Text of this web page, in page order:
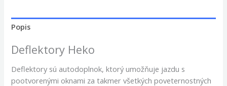
Popis
Deflektory Heko
Deflektory sú autodoplnok, ktorý umožňuje jazdu s
pootvorenými oknami za takmer všetkých poveternostných